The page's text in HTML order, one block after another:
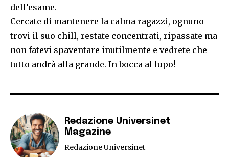
dell’esame.
Cercate di mantenere la calma ragazzi, ognuno
trovi il suo chill, restate concentrati, ripassate ma
non fatevi spaventare inutilmente e vedrete che
tutto andrà alla grande. In bocca al lupo!
Redazione Universinet
Magazine
Redazione Universinet